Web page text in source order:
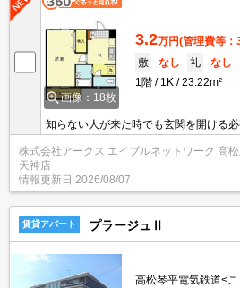
画像：18枚
3.2万円(管理費等：
敷
なし 礼
なし
1階
1K 23.22m²
知らない人が来た時でも玄関を開ける
ンを備えております。室内設備は照明
ッチンなど充実した設備を備え付けて
クス・クロゼットなど豊富なので、広
能です。手入れの届きやすい全居室洋
的です。
株式会社アークス エイブルネットワーク 高松
天神店
情報更新日 2026/08/07
賃貸アパート プラージュⅡ
高松琴平電気鉄道<